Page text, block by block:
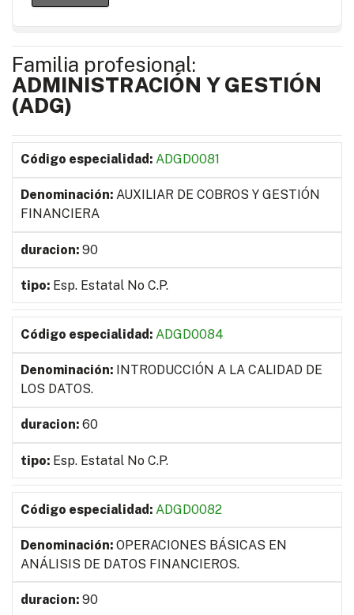
Familia profesional:
ADMINISTRACIÓN Y GESTIÓN
(ADG)
ADGD0081
AUXILIAR DE COBROS Y GESTIÓN
FINANCIERA
90
Esp. Estatal No C.P.
ADGD0084
INTRODUCCIÓN A LA CALIDAD DE
LOS DATOS.
60
Esp. Estatal No C.P.
ADGD0082
OPERACIONES BÁSICAS EN
ANÁLISIS DE DATOS FINANCIEROS.
90